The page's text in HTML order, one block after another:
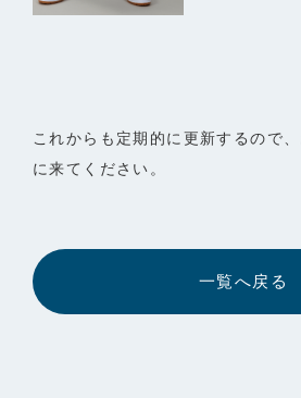
これからも定期的に更新するので
に来てください。
一覧へ戻る